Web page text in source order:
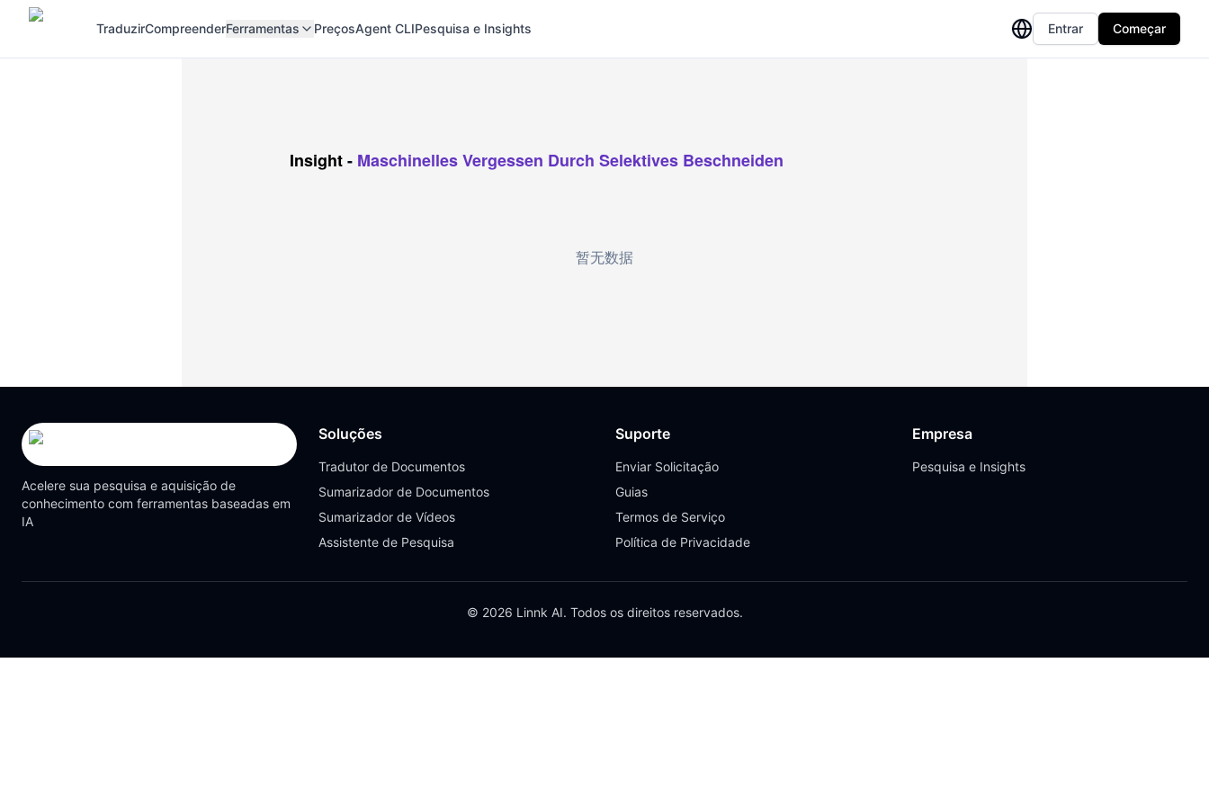
TraduzirCompreenderFerramentas PreçosAgent CLIPesquisa e Insights Entrar Começar
Insight- Maschinelles Vergessen Durch Selektives Beschneiden
暂无数据
Acelere sua pesquisa e aquisição de
conhecimento com ferramentas baseadas em
IA
Soluções
Tradutor de Documentos
Sumarizador de Documentos
Sumarizador de Vídeos
Assistente de Pesquisa
Suporte
Enviar Solicitação
Guias
Termos de Serviço
Política de Privacidade
Empresa
Pesquisa e Insights
© 2026 Linnk AI. Todos os direitos reservados.